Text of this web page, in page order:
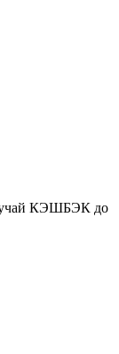
КЭШБЭК до